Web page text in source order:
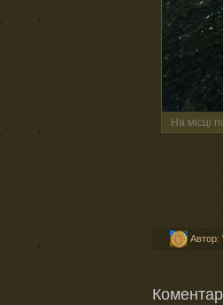
На місці
Автор: